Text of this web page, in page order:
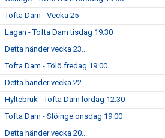
Tofta Dam - Vecka 25
Lagan - Tofta Dam tisdag 19:30
Detta händer vecka 23...
Tofta Dam - Tölö fredag 19:00
Detta händer vecka 22...
Hyltebruk - Tofta Dam lördag 12:30
Tofta Dam - Slöinge onsdag 19:00
Detta händer vecka 20...